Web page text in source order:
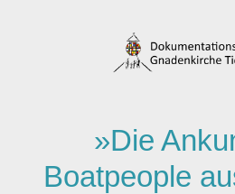
»Die
Boatpeople